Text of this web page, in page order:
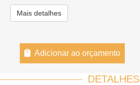
Mais detalhes
Adicionar ao orçamento
DETALHES